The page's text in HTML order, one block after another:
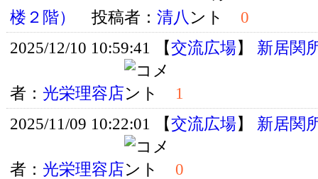
楼２階） 投稿者： 清八
0
2025/12/10 10:59:41 【交流広場】 新居関
者： 光栄理容店
1
2025/11/09 10:22:01 【交流広場】 新居関
者： 光栄理容店
0